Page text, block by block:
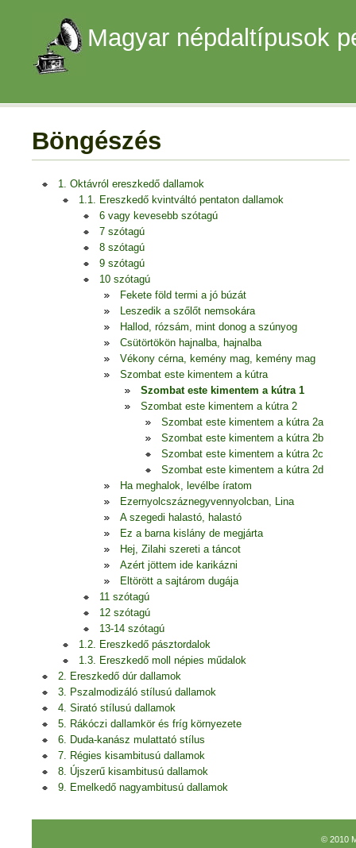
Magyar népdaltípusok
Böngészés
1. Oktávról ereszkedő dallamok
1.1. Ereszkedő kvintváltó pentaton dallamok
6 vagy kevesebb szótagú
7 szótagú
8 szótagú
9 szótagú
10 szótagú
Fekete föld termi a jó búzát
Leszedik a szőlőt nemsokára
Hallod, rózsám, mint donog a szúnyog
Csütörtökön hajnalba, hajnalba
Vékony cérna, kemény mag, kemény mag
Szombat este kimentem a kútra
Szombat este kimentem a kútra 1
Szombat este kimentem a kútra 2
Szombat este kimentem a kútra 2a
Szombat este kimentem a kútra 2b
Szombat este kimentem a kútra 2c
Szombat este kimentem a kútra 2d
Ha meghalok, levélbe íratom
Ezernyolcszáznegyvennyolcban, Lina
A szegedi halastó, halastó
Ez a barna kislány de megjárta
Hej, Zilahi szereti a táncot
Azért jöttem ide karikázni
Eltörött a sajtárom dugája
11 szótagú
12 szótagú
13-14 szótagú
1.2. Ereszkedő pásztordalok
1.3. Ereszkedő moll népies műdalok
2. Ereszkedő dúr dallamok
3. Pszalmodizáló stílusú dallamok
4. Sirató stílusú dallamok
5. Rákóczi dallamkör és fríg környezete
6. Duda-kanász mulattató stílus
7. Régies kisambitusú dallamok
8. Újszerű kisambitusú dallamok
9. Emelkedő nagyambitusú dallamok
© 2010